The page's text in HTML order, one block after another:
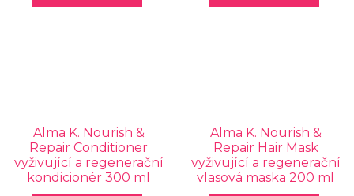
Alma K. Nourish &
Repair Conditioner
vyživující a regenerační
kondicionér 300 ml
Alma K. Nourish &
Repair Hair Mask
vyživující a regenerační
vlasová maska 200 ml